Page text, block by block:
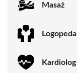
Masaż
Logopeda
Kardiolog